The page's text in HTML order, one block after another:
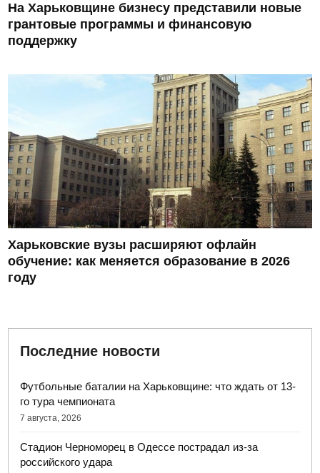
На Харьковщине бизнесу представили новые
грантовые программы и финансовую
поддержку
Харьковские вузы расширяют офлайн
обучение: как меняется образование в 2026
году
Последние новости
Футбольные баталии на Харьковщине: что ждать от 13-
го тура чемпионата
7 августа, 2026
Стадион Черноморец в Одессе пострадал из-за
российского удара